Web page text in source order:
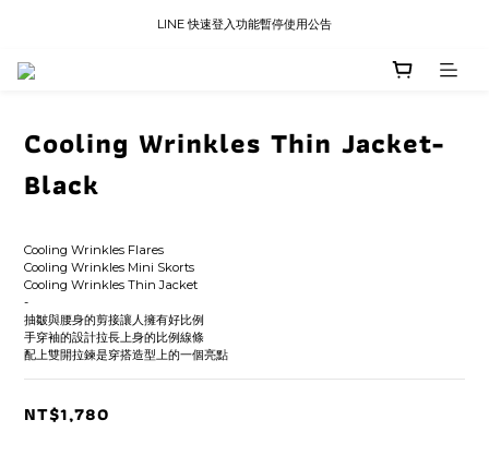
LINE 快速登入功能暫停使用公告
LINE 快速登入功能暫停使用公告
Cooling Wrinkles Thin Jacket-
Black
Cooling Wrinkles Flares
Cooling Wrinkles Mini Skorts
Cooling Wrinkles Thin Jacket
-
抽皺與腰身的剪接讓人擁有好比例
手穿袖的設計拉長上身的比例線條
配上雙開拉鍊是穿搭造型上的一個亮點
NT$1,780